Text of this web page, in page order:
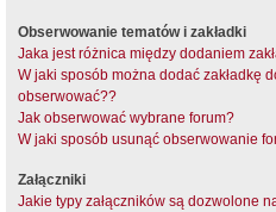
Obserwowanie tematów i zakładki
Jaka jest różnica między dodaniem
W jaki sposób można dodać zakładkę
obserwować??
Jak obserwować wybrane forum?
W jaki sposób usunąć obserwowanie
Załączniki
Jakie typy załączników są dozwolone